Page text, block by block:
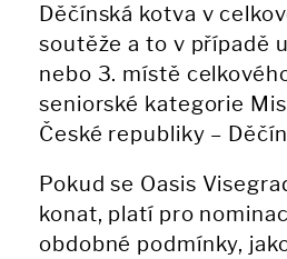
Děčínská kotva v
soutěže a to v případě
nebo 3. místě
seniorské kategorie
České republiky –
Pokud se Oasis
konat, platí pro
obdobné podmínky,